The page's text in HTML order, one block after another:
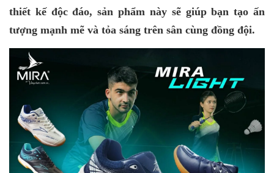
thiết kế độc đáo, sản phẩm này sẽ giúp bạn tạo ấn
tượng mạnh mẽ và tỏa sáng trên sân cùng đồng đội.